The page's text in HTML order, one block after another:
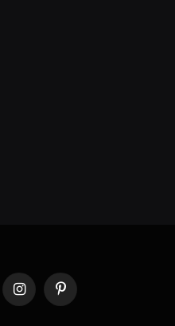
InstagramPinterest